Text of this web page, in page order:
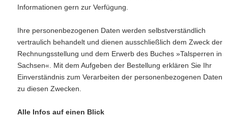
Informationen gern zur Verfügung.
Ihre personenbezogenen Daten werden selbstverständlich
vertraulich behandelt und dienen ausschließlich dem Zweck der
Rechnungsstellung und dem Erwerb des Buches »Talsperren in
Sachsen«. Mit dem Aufgeben der Bestellung erklären Sie Ihr
Einverständnis zum Verarbeiten der personenbezogenen Daten
zu diesen Zwecken.
Alle Infos auf einen Blick